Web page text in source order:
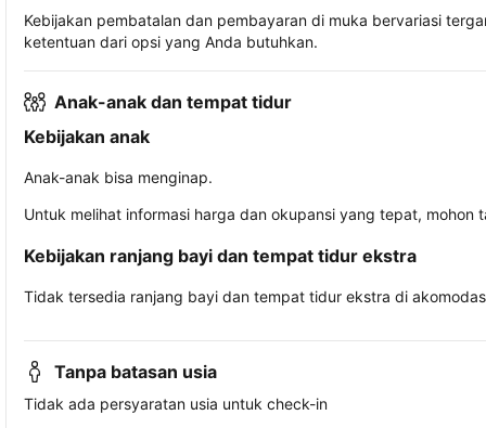
Kebijakan pembatalan dan pembayaran di muka bervariasi
ketentuan dari opsi yang Anda butuhkan.
Anak-anak dan tempat tidur
Kebijakan anak
Anak-anak bisa menginap.
Untuk melihat informasi harga dan okupansi yang tepat,
Kebijakan ranjang bayi dan tempat tidur ekstra
Tidak tersedia ranjang bayi dan tempat tidur ekstra di
Tanpa batasan usia
Tidak ada persyaratan usia untuk check-in